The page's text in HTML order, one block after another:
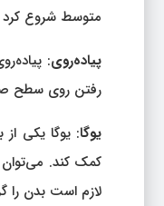
متوسط شروع کرد
پیاده‌روی:
رفتن روی سطح
یوگا: یوگا یکی
کمک کند. می‌توان
لازم است بدن را